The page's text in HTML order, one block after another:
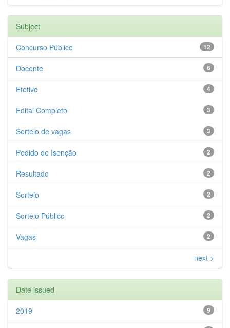
Subject
12
Concurso Público
6
Docente
4
Efetivo
3
Edital Completo
3
Sorteio de vagas
2
Pedido de Isenção
2
Resultado
2
Sorteio
2
Sorteio Público
2
Vagas
next >
Date issued
9
2019